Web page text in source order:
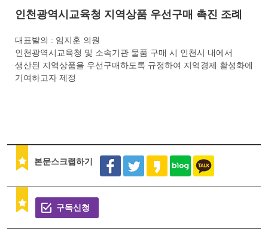
인천광역시교육청 지역상품 우선구매 촉진 조례
대표발의 : 임지훈 의원
인천광역시교육청 및 소속기관 물품 구매 시 인천시 내에서
생산된 지역상품을 우선구매하도록 규정하여 지역경제 활성화에
기여하고자 제정
본문스크랩하기
구독신청